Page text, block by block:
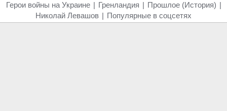
Герои войны на Украине | Гренландия | Прошлое (История) |
Николай Левашов | Популярные в соцсетях